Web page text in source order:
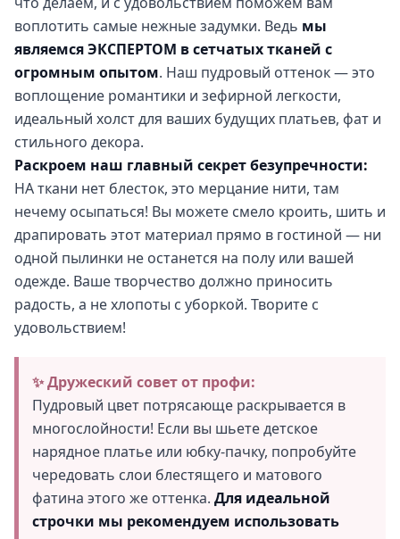
воплотить самые нежные задумки. Ведь мы
являемся ЭКСПЕРТОМ в сетчатых тканей с
огромным опытом. Наш пудровый оттенок — это
воплощение романтики и зефирной легкости,
идеальный холст для ваших будущих платьев, фат и
стильного декора.
Раскроем наш главный секрет безупречности:
НА ткани нет блесток, это мерцание нити, там
нечему осыпаться! Вы можете смело кроить, шить и
драпировать этот материал прямо в гостиной — ни
одной пылинки не останется на полу или вашей
одежде. Ваше творчество должно приносить
радость, а не хлопоты с уборкой. Творите с
удовольствием!
✨ Дружеский совет от профи:
Пудровый цвет потрясающе раскрывается в
многослойности! Если вы шьете детское
нарядное платье или юбку-пачку, попробуйте
чередовать слои блестящего и матового
фатина этого же оттенка. Для идеальной
строчки мы рекомендуем использовать